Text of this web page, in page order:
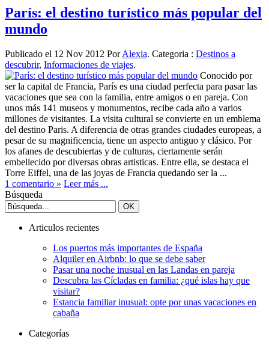
París: el destino turístico más popular del
mundo
Publicado el 12 Nov 2012 PorAlexia. Categoria : Destinos a
descubrir, Informaciones de viajes.
Conocido por
ser la capital de Francia, París es una ciudad perfecta para pasar las
vacaciones que sea con la familia, entre amigos o en pareja. Con
unos más 141 museos y monumentos, recibe cada año a varios
millones de visitantes. La visita cultural se convierte en un emblema
del destino Paris. A diferencia de otras grandes ciudades europeas, a
pesar de su magnificencia, tiene un aspecto antiguo y clásico. Por
los afanes de descubiertas y de culturas, ciertamente serán
embellecido por diversas obras artisticas. Entre ella, se destaca el
Torre Eiffel, una de las joyas de Francia quedando ser la ...
1 comentario » Leer más ...
Búsqueda
Articulos recientes
Los puertos más importantes de España
Alquiler en Airbnb: lo que se debe saber
Pasar una noche inusual en las Landas en pareja
Descubra las Cícladas en familia: ¿qué islas hay que
visitar?
Estancia familiar inusual: opte por unas vacaciones en
cabaña
Categorías